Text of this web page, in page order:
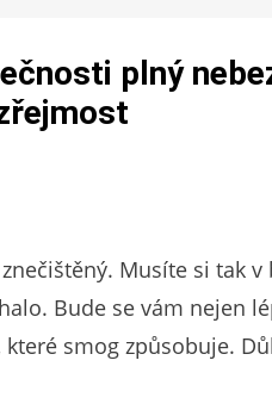
plný
Musíte si tak
Bude se vám nejen
smog způsobuje.